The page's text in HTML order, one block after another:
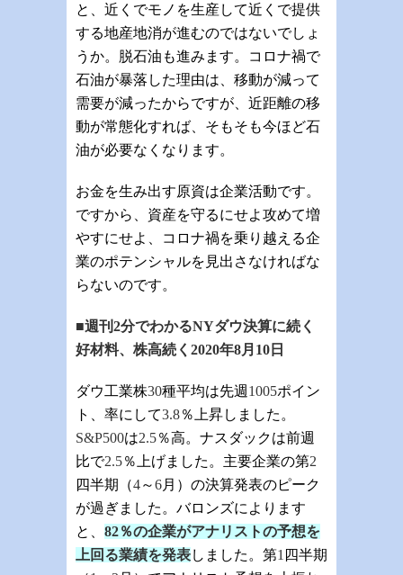
と、近くでモノを生産して近くで提供
する地産地消が進むのではないでしょ
うか。脱石油も進みます。コロナ禍で
石油が暴落した理由は、移動が減って
需要が減ったからですが、近距離の移
動が常態化すれば、そもそも今ほど石
油が必要なくなります。
お金を生み出す原資は企業活動です。
ですから、資産を守るにせよ攻めて増
やすにせよ、コロナ禍を乗り越える企
業のポテンシャルを見出さなければな
らないのです。
■週刊 2分でわかるNYダウ決算に続く
好材料、株高続く 2020年8月 10日
ダウ工業株30種平均は先週 1005ポイン
ト、率にして3.8％上昇しました。
S&P500は2.5％高。ナスダックは前週
比で2.5％上げました。主要企業の第2
四半期（4～6月）の決算発表のピーク
が過ぎました。バロンズによります
と、 82％の企業がアナリストの予想を
上回る業績を発表しました。第1 四半期